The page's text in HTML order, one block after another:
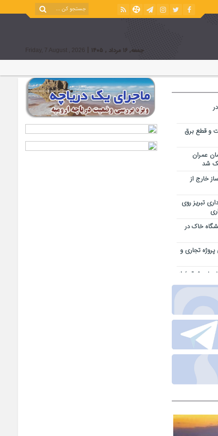
جمعه, ۱۶ مرداد , ۱۴۰۵ |
Friday, 7 August , 2026
و قطع برق
عمران
خارج از
تبریز روی
خاک در
پروژه تجاری و
شرقی/ از
کیفیت
آزاد ارس
تمامی
سهند در
مواقع